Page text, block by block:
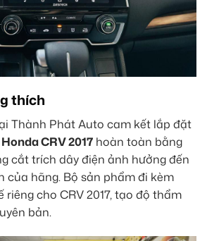
thích
Thành Phát Auto cam kết lắp đặt
CRV 2017 hoàn toàn bằng
cắt trích dây điện ảnh hưởng đến
của hãng. Bộ sản phẩm đi kèm
cho CRV 2017, tạo độ thẩm
bản.